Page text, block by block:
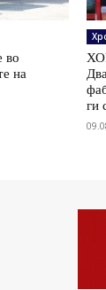
во
на
ги